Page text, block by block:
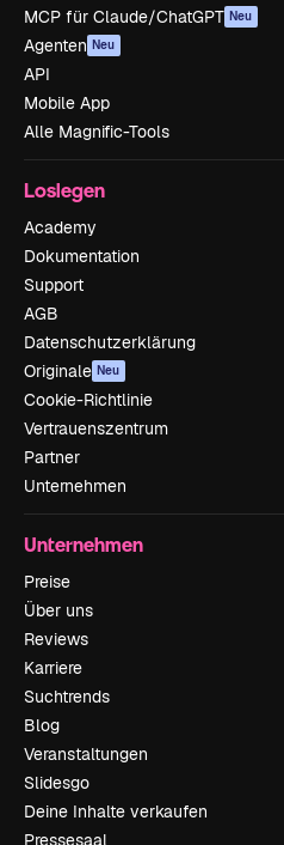
MCP für Claude/ChatGPT Neu
Agenten Neu
API
Mobile App
Alle Magnific-Tools
Loslegen
Academy
Dokumentation
Support
AGB
Datenschutzerklärung
Originale Neu
Cookie-Richtlinie
Vertrauenszentrum
Partner
Unternehmen
Unternehmen
Preise
Über uns
Reviews
Karriere
Suchtrends
Blog
Veranstaltungen
Slidesgo
Deine Inhalte verkaufen
Pressesaal